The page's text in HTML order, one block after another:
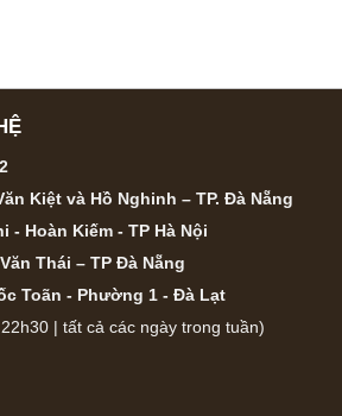
Kiệt và Hồ Nghinh – TP. Đà Nẵng
- Hoàn Kiếm - TP Hà Nội
Thái – TP Đà Nẵng
Toãn - Phường 1 - Đà Lạt
| tất cả các ngày trong tuần)